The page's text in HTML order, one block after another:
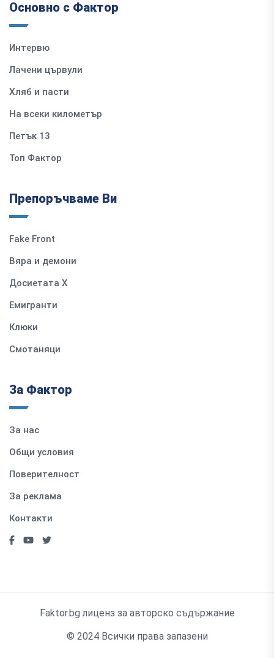
Основно с Фактор
Интервю
Лачени цървули
Хляб и пасти
На всеки километър
Петък 13
Топ Фактор
Препоръчваме Ви
Fake Front
Вяра и демони
Досиетата Х
Емигранти
Клюки
Смотаняци
За Фактор
За нас
Общи условия
Поверителност
За реклама
Контакти
Faktor.bg лиценз за авторско съдържание
© 2024 Всички права запазени